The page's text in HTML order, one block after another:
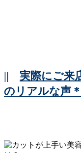
|| 実際にご来
のリアルな声＊